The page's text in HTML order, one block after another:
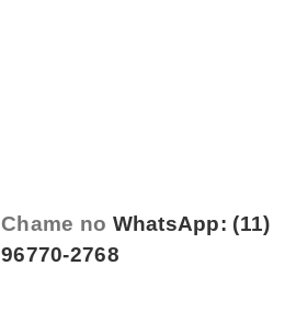
Chame no WhatsApp: (11)
96770-2768